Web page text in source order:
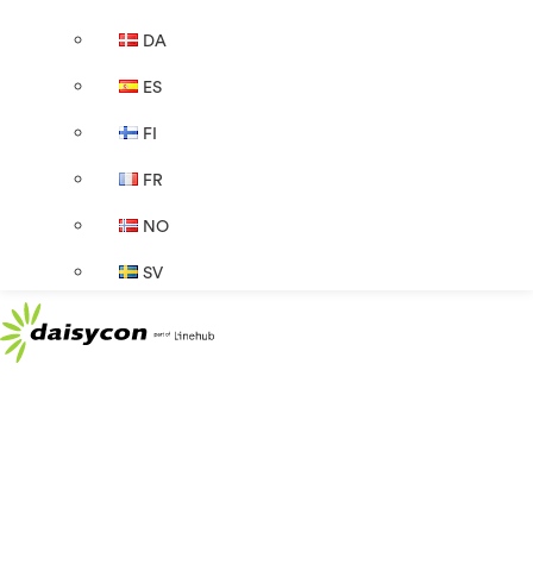
DA
ES
FI
FR
NO
SV